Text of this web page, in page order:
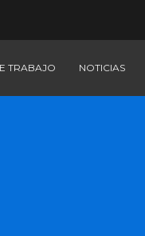
TRABAJO NOTICIAS